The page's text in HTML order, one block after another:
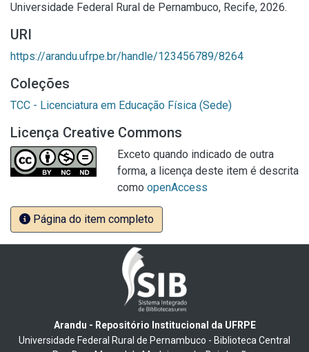
Universidade Federal Rural de Pernambuco, Recife, 2026.
URI
https://arandu.ufrpe.br/handle/123456789/8264
Coleções
TCC - Licenciatura em Educação Física (Sede)
Licença Creative Commons
Exceto quando indicado de outra
forma, a licença deste item é descrita
como openAccess
Página do item completo
Arandu - Repositório Institucional da UFRPE
Universidade Federal Rural de Pernambuco - Biblioteca Central